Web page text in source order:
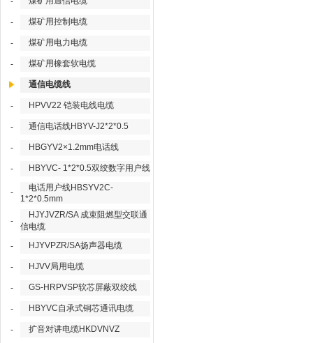
- 煤矿用控制电缆
- 煤矿用电力电缆
- 煤矿用橡套软电缆
通信电缆线
- HPVV22 铠装电线电缆
- 通信电话线HBYV-J2*2*0.5
- HBGYV2×1.2mm电话线
- HBYVC- 1*2*0.5双绞数字用户线
-
电话用户线HBSYV2C-
1*2*0.5mm
-
HJYJVZR/SA 成束阻燃型交联通
信电缆
-
HJYVPZR/SA扬声器电缆
- HJVV局用电缆
- GS-HRPVSP软芯屏蔽双绞线
- HBYVC自承式铜芯通讯电缆
- 扩音对讲电缆HKDVNVZ